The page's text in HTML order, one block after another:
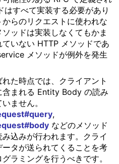
はすべて実装する必要があり
らのリクエストに使われな
ッドは実装しなくてもかま
いない HTTP メソッドであ
メソッドが例外を発生
た時点では、クライアント
含まれる Entity Body の読み
ません。
,
などのメソッド
込みが行われます。クライ
タが送られてくることを考
ラミングを行うべきです。